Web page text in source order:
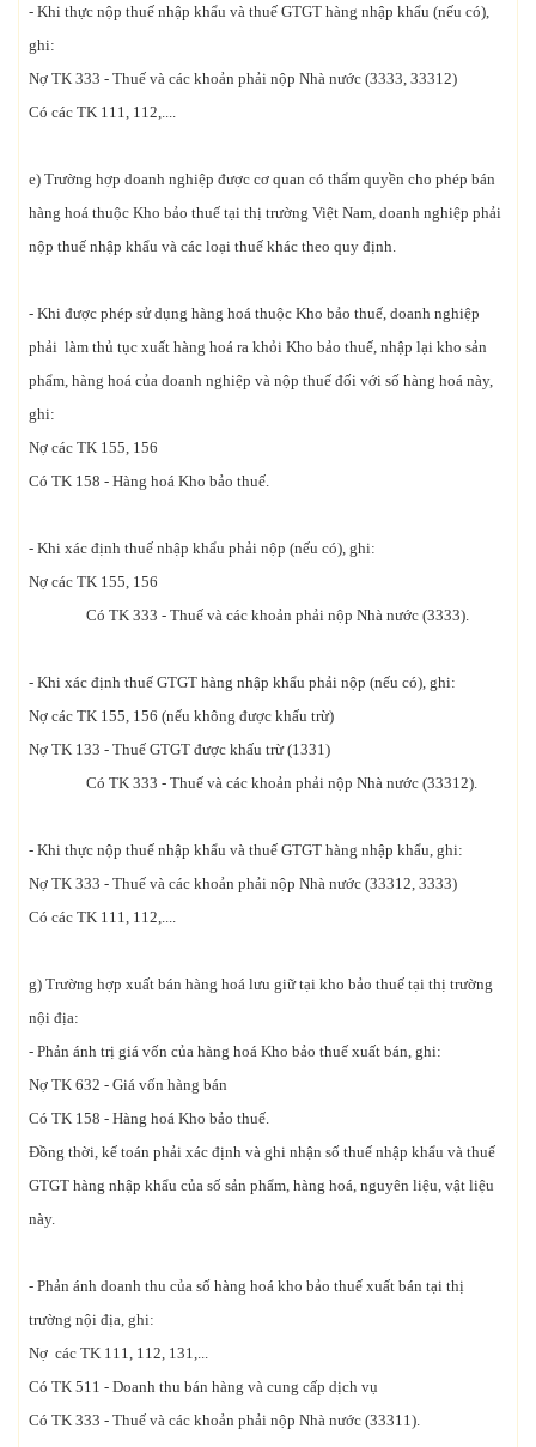
- Khi thực nộp thuế nhập khẩu và thuế GTGT hàng nhập khẩu (nếu có),
ghi:
Nợ TK 333 - Thuế và các khoản phải nộp Nhà nước (3333, 33312)
Có các TK 111, 112,....
e) Trường hợp doanh nghiệp được cơ quan có thẩm quyền cho phép bán
hàng hoá thuộc Kho bảo thuế tại thị trường Việt Nam, doanh nghiệp phải
nộp thuế nhập khẩu và các loại thuế khác theo quy định.
- Khi được phép sử dụng hàng hoá thuộc Kho bảo thuế, doanh nghiệp
phải làm thủ tục xuất hàng hoá ra khỏi Kho bảo thuế, nhập lại kho sản
phẩm, hàng hoá của doanh nghiệp và nộp thuế đối với số hàng hoá này,
ghi:
Nợ các TK 155, 156
Có TK 158 - Hàng hoá Kho bảo thuế.
- Khi xác định thuế nhập khẩu phải nộp (nếu có), ghi:
Nợ các TK 155, 156
Có TK 333 - Thuế và các khoản phải nộp Nhà nước (3333).
- Khi xác định thuế GTGT hàng nhập khẩu phải nộp (nếu có), ghi:
Nợ các TK 155, 156 (nếu không được khấu trừ)
Nợ TK 133 - Thuế GTGT được khấu trừ (1331)
Có TK 333 - Thuế và các khoản phải nộp Nhà nước (33312).
- Khi thực nộp thuế nhập khẩu và thuế GTGT hàng nhập khẩu, ghi:
Nợ TK 333 - Thuế và các khoản phải nộp Nhà nước (33312, 3333)
Có các TK 111, 112,....
g) Trường hợp xuất bán hàng hoá lưu giữ tại kho bảo thuế tại thị trường
nội địa:
- Phản ánh trị giá vốn của hàng hoá Kho bảo thuế xuất bán, ghi:
Nợ TK 632 - Giá vốn hàng bán
Có TK 158 - Hàng hoá Kho bảo thuế.
Đồng thời, kế toán phải xác định và ghi nhận số thuế nhập khẩu và thuế
GTGT hàng nhập khẩu của số sản phẩm, hàng hoá, nguyên liệu, vật liệu
này.
- Phản ánh doanh thu của số hàng hoá kho bảo thuế xuất bán tại thị
trường nội địa, ghi:
Nợ các TK 111, 112, 131,...
Có TK 511 - Doanh thu bán hàng và cung cấp dịch vụ
Có TK 333 - Thuế và các khoản phải nộp Nhà nước (33311).